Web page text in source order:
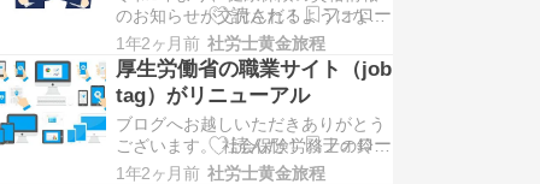
となっています。 就業環境の整備を
図るため、対…
のお知らせが交付されるようになり
ました。 資格情報のお知らせを紛失
した時は、再交付できるのでしょう
か。 ブログへお越しいただきありが
とうございます。 社会保険労務士の
鈴木翔太郎と申します。 健康保険証
の廃止に伴い、健康保険加入者に資
格情報のお知ら…
1年2ヶ月前 社労士黄金旅程
厚生労働省の職業サイト（job
tag）がリニューアル
ブログへお越しいただきありがとう
ございます。 社会保険労務士の鈴木
翔太郎と申します。 厚生労働省は、
1年2ヶ月前 社労士黄金旅程